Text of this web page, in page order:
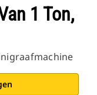
1 Ton,